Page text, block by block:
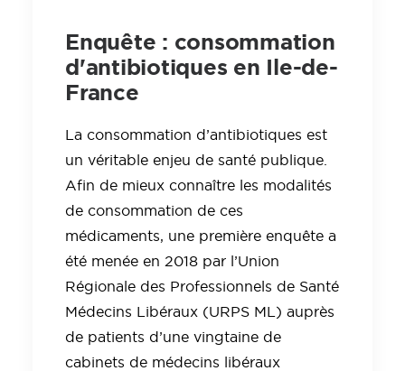
Enquête : consommation
d'antibiotiques en Ile-de-
France
La consommation d’antibiotiques est
un véritable enjeu de santé publique.
Afin de mieux connaître les modalités
de consommation de ces
médicaments, une première enquête a
été menée en 2018 par l’Union
Régionale des Professionnels de Santé
Médecins Libéraux (URPS ML) auprès
de patients d’une vingtaine de
cabinets de médecins libéraux